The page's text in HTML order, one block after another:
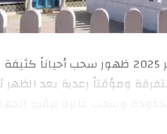
حالة الطقس: يشهد طقس الثلاثاء 9 سبتمبر 2025
ومؤقتاً رعدية بعد الظهر